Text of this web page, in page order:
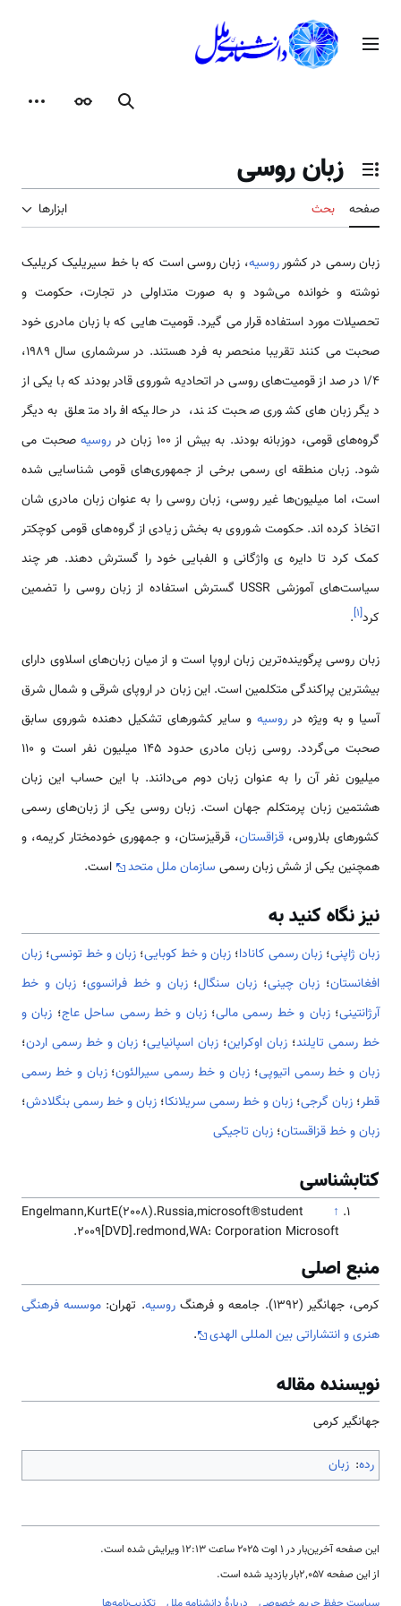
محتوامنوی اصلی
جستجوظاهر
تغییر وضعیت فهرست محتویات
زبان روسی
صفحه بحث ابزارها
زبان رسمی در کشورروسیه، زبان روسی است که با خط سیریلیک کریلیک
نوشته و خوانده می‌شود و به صورت متداولی در تجارت، حکومت و
تحصیلات مورد استفاده قرار می گیرد. قومیت هایی که با زبان مادری خود
صحبت می کنند تقریبا منحصر به فرد هستند. در سرشماری سال 1989،
1/4 در صد از قومیت‌های روسی در اتحادیه شوروی قادر بودند که با یکی از
دیگر زبان‌های کشوری صحبت کنند، در حالیکه افراد متعلق به دیگر
گروه‌های قومی، دوزبانه بودند. به بیش از 100 زبان در
روسیه صحبت می
شود. زبان منطقه ای رسمی برخی از جمهوری‌های قومی شناسایی شده
است، اما میلیون‌ها غیر روسی، زبان روسی را به عنوان زبان مادری شان
اتخاذ کرده اند. حکومت شوروی به بخش زیادی از گروه‌های قومی کوچکتر
کمک کرد تا دایره ی واژگانی و الفبایی خود را گسترش دهند. هر چند
سیاست‌های آموزشی USSR گسترش استفاده از زبان روسی را تضمین
کرد[۱]
.
زبان روسی پرگوینده‌ترین زبان اروپا است و از میان زبان‌های اسلاوی دارای
بیشترین پراکندگی متکلمین است. این زبان در اروپای شرقی و شمال شرق
آسیا و به ویژه در روسیه و سایر کشورهای تشکیل دهنده شوروی سابق
صحبت می‌گردد. روسی زبان مادری حدود ۱۴۵ میلیون نفر است و ۱۱۰
میلیون نفر آن را به عنوان زبان دوم می‌دانند. با این حساب این زبان
هشتمین زبان پرمتکلم جهان است. زبان روسی یکی از زبان‌های رسمی
کشورهای بلاروس، قزاقستان، قرقیزستان، و جمهوری خودمختار کریمه، و
همچنین یکی از شش زبان رسمی سازمان ملل متحد است.
نیز نگاه کنید به
زبان ژاپنی؛ زبان رسمی کانادا؛ زبان و خط کوبایی؛ زبان و خط تونسی؛ زبان
افغانستان؛ زبان چینی؛ زبان سنگال؛زبان و خط فرانسوی؛ زبان و خط
آرژانتینی؛زبان و خط رسمی مالی؛زبان و خط رسمی ساحل عاج؛ زبان و
خط رسمی تایلند؛ زبان اوکراین؛ زبان اسپانیایی؛ زبان و خط رسمی اردن؛
زبان و خط رسمی اتیوپی؛زبان و خط رسمی سیرالئون؛زبان و خط رسمی
قطر؛ زبان گرجی؛ زبان و خط رسمی سریلانکا؛ زبان و خط رسمی بنگلادش؛
زبان و خط قزاقستان؛ زبان تاجیکی
کتابشناسی
↑
Engelmann,KurtE(2008).Russia,microsoft®student
2009[DVD].redmond,WA: Corporation Microsoft.
منبع اصلی
کرمی، جهانگیر (1392). جامعه و فرهنگ روسیه. تهران: موسسه فرهنگی
هنری و انتشاراتی بین المللی الهدی
.
نویسنده مقاله
جهانگیر کرمی
رده: زبان
این صفحه آخرین‌بار در ‏۱ اوت ۲۰۲۵ ساعت ‏۱۲:۱۳ ویرایش شده است.
از این صفحه ۲٬۰۵۷بار بازدید شده است.